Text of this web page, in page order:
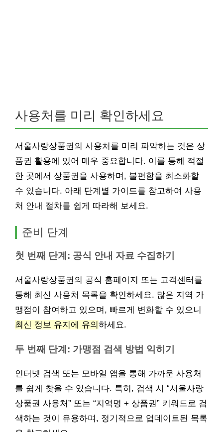
사용처를 미리 확인하세요
서울사랑상품권의 사용처를 미리 파악하는 것은 상
품권 활용에 있어 매우 중요합니다. 이를 통해 적절
한 곳에서 상품권을 사용하며, 불편함을 최소화할
수 있습니다. 아래 단계별 가이드를 참고하여 사용
처 안내 절차를 쉽게 따라해 보세요.
준비 단계
첫 번째 단계: 공식 안내 자료 수집하기
서울사랑상품권의 공식 홈페이지 또는 고객센터를
통해 최신 사용처 목록을 확인하세요. 많은 지역 가
맹점이 참여하고 있으며, 빠르게 변화할 수 있으니
최신 정보 유지에 유의하세요.
두 번째 단계: 가맹점 검색 방법 익히기
인터넷 검색 또는 모바일 앱을 통해 가까운 사용처
를 쉽게 찾을 수 있습니다. 특히, 검색 시 “서울사랑
상품권 사용처” 또는 “지역명 + 상품권” 키워드로 검
색하는 것이 유용하며, 정기적으로 업데이트된 목록